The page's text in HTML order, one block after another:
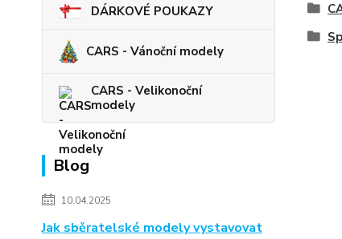
DÁRKOVÉ POUKAZY
CARS - Vánoční modely
CARS - Velikonoční
modely
Blog
10.04.2025
Jak sběratelské modely vystavovat